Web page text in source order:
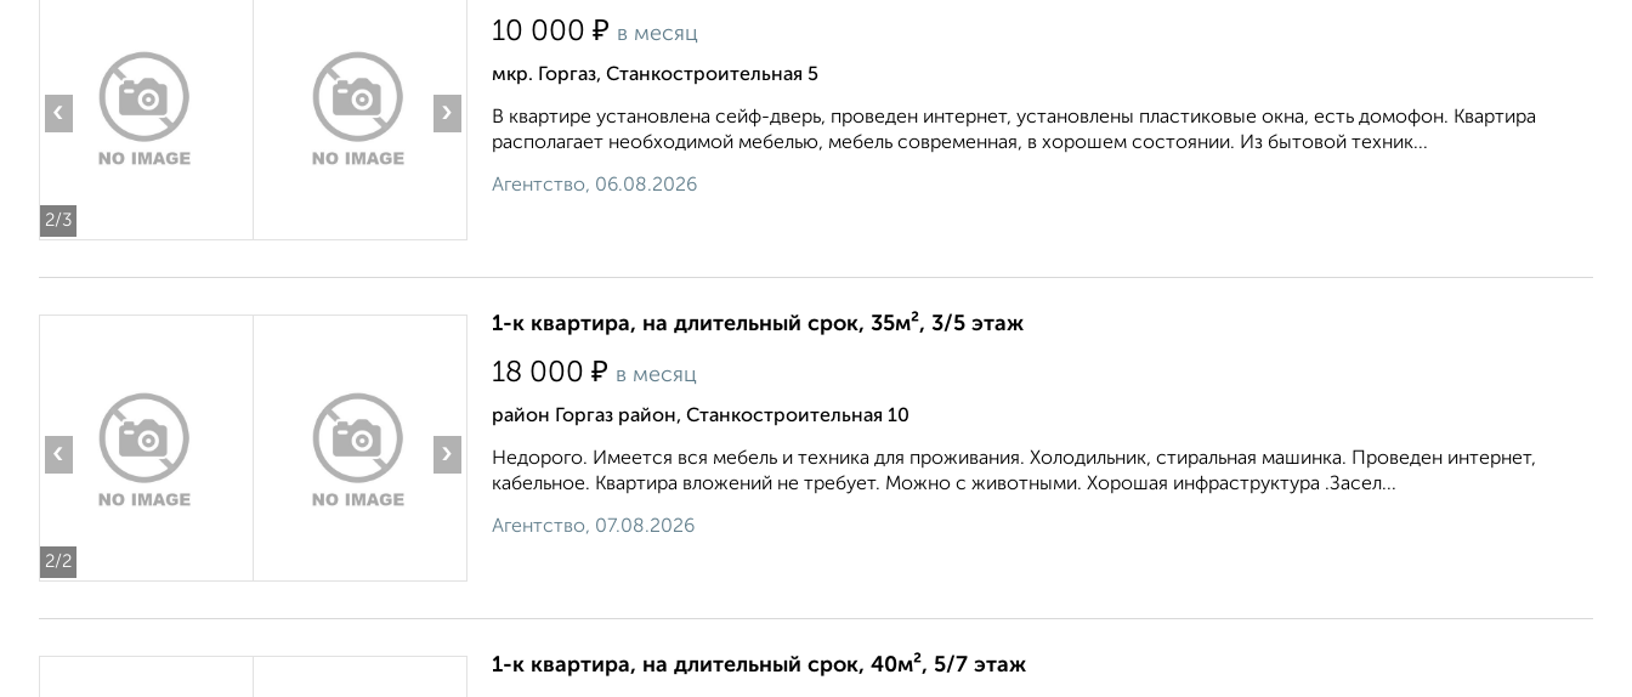
2/3
‹ ›
10 000 ₽ в месяц
мкр. Горгаз, Станкостроительная 5
В квартире установлена сейф-дверь, проведен интернет, установлены пластиковые окна, есть домофон. Квартира
располагает необходимой мебелью, мебель современная, в хорошем состоянии. Из бытовой техник...
Агентство, 06.08.2026
2/2
‹ ›
1-к квартира, на длительный срок, 35м², 3/5 этаж
18 000 ₽ в месяц
район Горгаз район, Станкостроительная 10
Недорого. Имеется вся мебель и техника для проживания. Холодильник, стиральная машинка. Проведен интернет,
кабельное. Квартира вложений не требует. Можно с животными. Хорошая инфраструктура .Засел...
Агентство, 07.08.2026
1-к квартира, на длительный срок, 40м², 5/7 этаж